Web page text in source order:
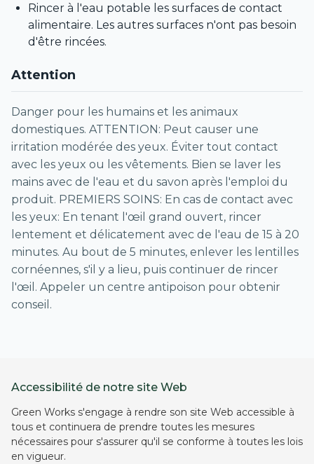
Rincer à l'eau potable les surfaces de contact
alimentaire. Les autres surfaces n'ont pas besoin
d'être rincées.
Attention
Danger pour les humains et les animaux
domestiques. ATTENTION: Peut causer une
irritation modérée des yeux. Éviter tout contact
avec les yeux ou les vêtements. Bien se laver les
mains avec de l'eau et du savon après l'emploi du
produit. PREMIERS SOINS: En cas de contact avec
les yeux: En tenant l'œil grand ouvert, rincer
lentement et délicatement avec de l'eau de 15 à 20
minutes. Au bout de 5 minutes, enlever les lentilles
cornéennes, s'il y a lieu, puis continuer de rincer
l'œil. Appeler un centre antipoison pour obtenir
conseil.
Accessibilité de notre site Web
Green Works s'engage à rendre son site Web accessible à
tous et continuera de prendre toutes les mesures
nécessaires pour s'assurer qu'il se conforme à toutes les lois
en vigueur.